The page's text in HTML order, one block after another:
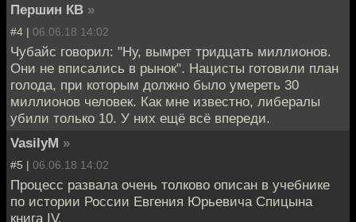
Першин КВ »
#4 | 06.06.18 14:02
Чубайс говорил: "Ну, вымрет тридцать миллионов.
Они не вписались в рынок". Нацисты готовили план
голода, при которым должно было умереть 30
миллионов человек. Как мне известно, либералы
убили только 10. У них ещё всё впереди.
VasilyM »
#5 | 06.06.18 14:02
Процесс развала очень толково описан в учебнике
по истории России Евгения Юрьевича Спицына
книга IV.